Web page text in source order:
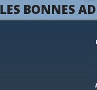
LES BONNES